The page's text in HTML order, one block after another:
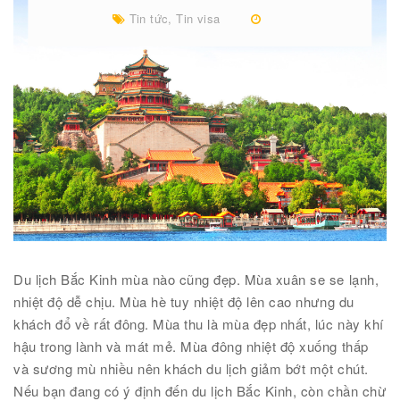
Tin tức,Tin visa
Du lịch Bắc Kinh mùa nào cũng đẹp. Mùa xuân se se lạnh,
nhiệt độ dễ chịu. Mùa hè tuy nhiệt độ lên cao nhưng du
khách đổ về rất đông. Mùa thu là mùa đẹp nhất, lúc này khí
hậu trong lành và mát mẻ. Mùa đông nhiệt độ xuống thấp
và sương mù nhiều nên khách du lịch giảm bớt một chút.
Nếu bạn đang có ý định đến du lịch Bắc Kinh, còn chần chừ